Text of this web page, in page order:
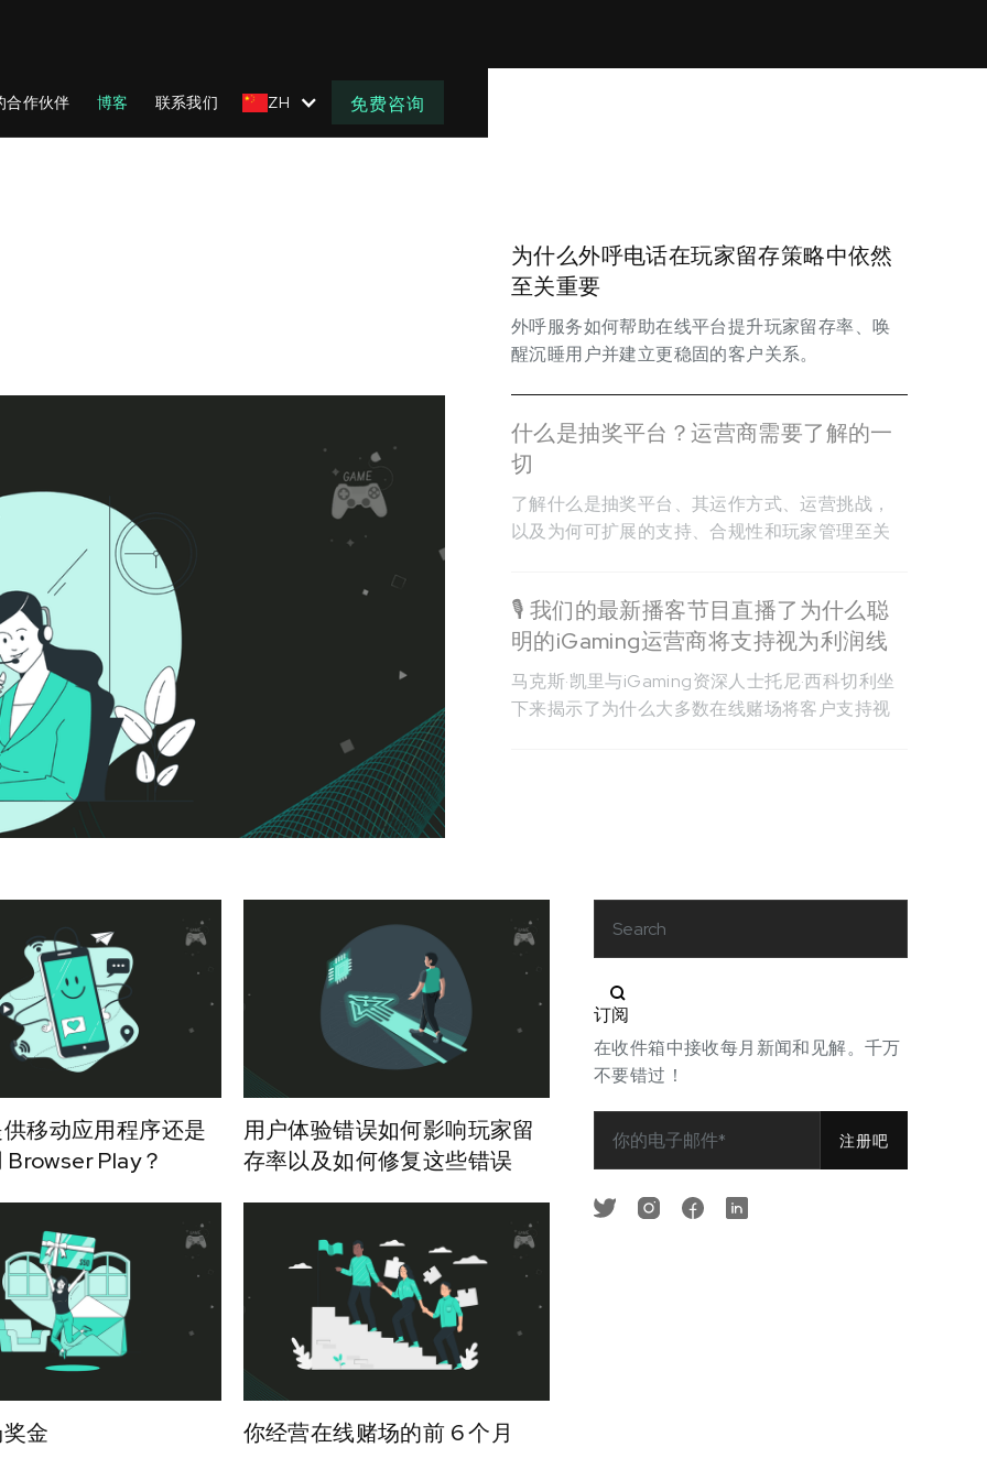
合作伙伴 博客 联系我们 ZH 免费咨询
为什么外呼电话在玩家留存策略中依然
至关重要
外呼服务如何帮助在线平台提升玩家留存率、唤
醒沉睡用户并建立更稳固的客户关系。
什么是抽奖平台？运营商需要了解的一
切
了解什么是抽奖平台、其运作方式、运营挑战，
以及为何可扩展的支持、合规性和玩家管理至关
🎙️ 我们的最新播客节目直播了为什么聪
明的iGaming运营商将支持视为利润线
马克斯·凯里与iGaming资深人士托尼·西科切利坐
下来揭示了为什么大多数在线赌场将客户支持视
移动应用程序还是
Browser Play？
用户体验错误如何影响玩家留
存率以及如何修复这些错误
金 你经营在线赌场的前 6 个月
订阅
在收件箱中接收每月新闻和见解。千万
不要错过！